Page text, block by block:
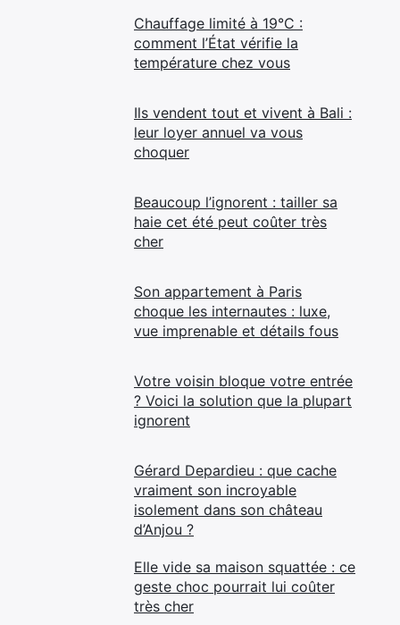
Chauffage limité à 19°C :
comment l’État vérifie la
température chez vous
Ils vendent tout et vivent à Bali :
leur loyer annuel va vous
choquer
Beaucoup l’ignorent : tailler sa
haie cet été peut coûter très
cher
Son appartement à Paris
choque les internautes : luxe,
vue imprenable et détails fous
Votre voisin bloque votre entrée
? Voici la solution que la plupart
ignorent
Gérard Depardieu : que cache
vraiment son incroyable
isolement dans son château
d’Anjou ?
Elle vide sa maison squattée : ce
geste choc pourrait lui coûter
très cher